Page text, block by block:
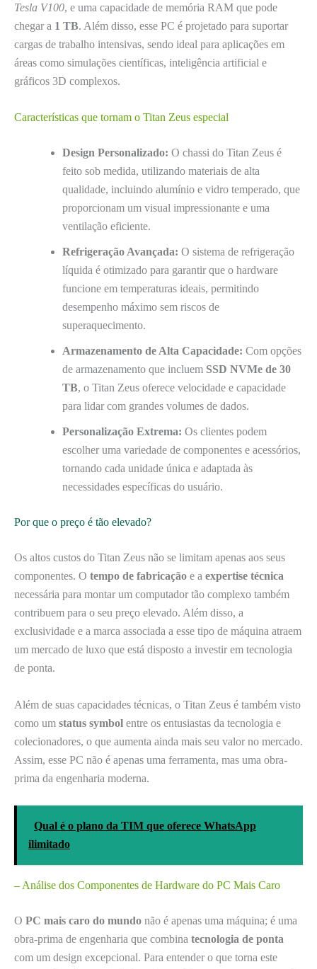
Tesla V100, e uma capacidade de memória RAM que pode
chegar a 1 TB. Além disso, esse PC é projetado para suportar
cargas de trabalho intensivas, sendo ideal para aplicações em
áreas como simulações científicas, inteligência artificial e
gráficos 3D complexos.
Características que tornam o Titan Zeus especial
Design Personalizado: O chassi do Titan Zeus é
feito sob medida, utilizando materiais de alta
qualidade, incluindo alumínio e vidro temperado, que
proporcionam um visual impressionante e uma
ventilação eficiente.
Refrigeração Avançada: O sistema de refrigeração
líquida é otimizado para garantir que o hardware
funcione em temperaturas ideais, permitindo
desempenho máximo sem riscos de
superaquecimento.
Armazenamento de Alta Capacidade: Com opções
de armazenamento que incluem SSD NVMe de 30
TB, o Titan Zeus oferece velocidade e capacidade
para lidar com grandes volumes de dados.
Personalização Extrema: Os clientes podem
escolher uma variedade de componentes e acessórios,
tornando cada unidade única e adaptada às
necessidades específicas do usuário.
Por que o preço é tão elevado?
Os altos custos do Titan Zeus não se limitam apenas aos seus
componentes. O tempo de fabricação e a expertise técnica
necessária para montar um computador tão complexo também
contribuem para o seu preço elevado. Além disso, a
exclusividade e a marca associada a esse tipo de máquina atraem
um mercado de luxo que está disposto a investir em tecnologia
de ponta.
Além de suas capacidades técnicas, o Titan Zeus é também visto
como um status symbol entre os entusiastas da tecnologia e
colecionadores, o que aumenta ainda mais seu valor no mercado.
Assim, esse PC não é apenas uma ferramenta, mas uma obra-
prima da engenharia moderna.
Qual é o plano da TIM que oferece WhatsApp
ilimitado
– Análise dos Componentes de Hardware do PC Mais Caro
O PC mais caro do mundo não é apenas uma máquina; é uma
obra-prima de engenharia que combina tecnologia de ponta
com um design excepcional. Para entender o que torna este